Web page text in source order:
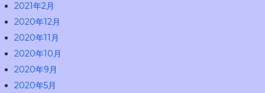
2021年2月
2020年12月
2020年11月
2020年10月
2020年9月
2020年5月